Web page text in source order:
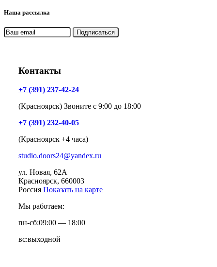
Наша рассылка
Контакты
+7 (391) 237-42-24
(Красноярск) Звоните с 9:00 до 18:00
+7 (391) 232-40-05
(Красноярск +4 часа)
studio.doors24@yandex.ru
ул. Новая, 62А
Красноярск, 660003
Россия Показать на карте
Мы работаем:
пн-сб:09:00 — 18:00
вс:выходной